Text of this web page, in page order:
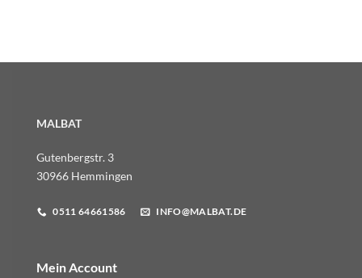
MALBAT
Gutenbergstr. 3
30966 Hemmingen
0511 64661586 INFO@MALBAT.DE
Mein Account